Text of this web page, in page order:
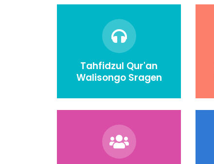
Tahfidzul Qur'an
Walisongo Sragen